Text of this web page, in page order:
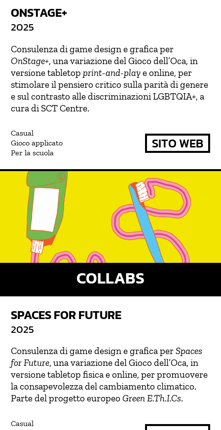
ONSTAGE+
2025
Consulenza di game design e grafica per
OnStage+, una variazione del Gioco dell’Oca, in
versione tabletopprint-and-playe online, per
stimolare il pensiero critico sulla parità di genere
e sul contrasto alle discriminazioni LGBTQIA+, a
cura di SCT Centre.
Casual
Gioco applicato
Per la scuola
SITO WEB
COLLABS
SPACES FOR FUTURE
2025
Consulenza di game design e grafica perSpaces
for Future, una variazione del Gioco dell’Oca, in
versione tabletop fisica e online, per promuovere
la consapevolezza del cambiamento climatico.
Parte del progetto europeoGreen E.Th.I.Cs.
Casual